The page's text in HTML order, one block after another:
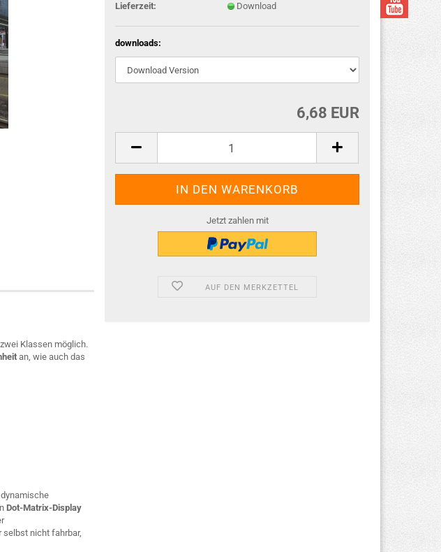
Lieferzeit:
Download
downloads:
6,68 EUR
Jetzt zahlen mit
AUF DEN MERKZETTEL
Klassen möglich.
an, wie auch das
Dot-Matrix-Display
selbst nicht fahrbar,